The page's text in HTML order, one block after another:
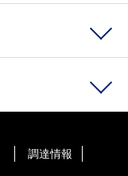
調達情報